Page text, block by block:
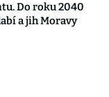
Do roku 2040
a jih Moravy